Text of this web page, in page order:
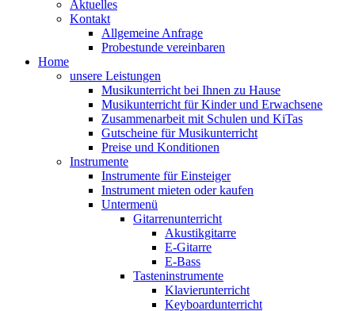
Aktuelles
Kontakt
Allgemeine Anfrage
Probestunde vereinbaren
Home
unsere Leistungen
Musikunterricht bei Ihnen zu Hause
Musikunterricht für Kinder und Erwachsene
Zusammenarbeit mit Schulen und KiTas
Gutscheine für Musikunterricht
Preise und Konditionen
Instrumente
Instrumente für Einsteiger
Instrument mieten oder kaufen
Untermenü
Gitarrenunterricht
Akustikgitarre
E-Gitarre
E-Bass
Tasteninstrumente
Klavierunterricht
Keyboardunterricht